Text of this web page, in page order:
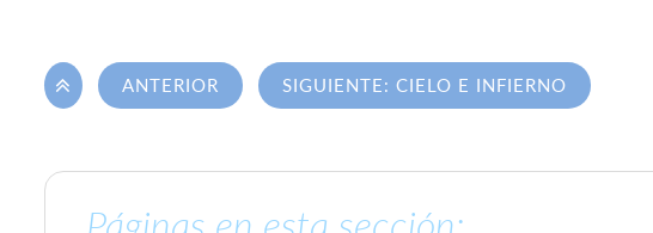
 ANTERIOR SIGUIENTE: CIELO E INFIERNO